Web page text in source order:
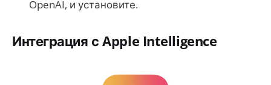
OpenAI, и установите.
Интеграция с Apple Intelligence